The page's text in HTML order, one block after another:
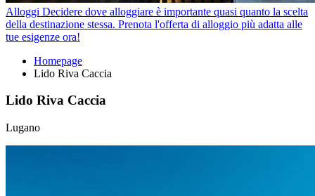
Alloggi Decidere dove alloggiare è importante quasi quanto la scelta
della destinazione stessa. Prenota l'offerta di alloggio più adatta alle
tue esigenze ora!
Homepage
Lido Riva Caccia
Lido Riva Caccia
Lugano